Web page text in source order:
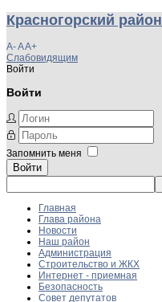
Красногорский район
A-AA+
Слабовидящим
Войти
Войти
Запомнить меня
Войти
Главная
Глава района
Новости
Наш район
Администрация
Строительство и ЖКХ
Интернет - приемная
Безопасность
Совет депутатов